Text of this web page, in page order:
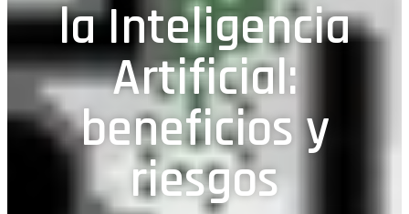
la Inteligencia
Artificial:
beneficios y
riesgos